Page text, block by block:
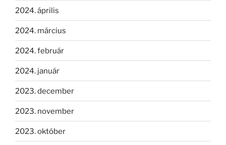
2024. április
2024. március
2024. február
2024. január
2023. december
2023. november
2023. október